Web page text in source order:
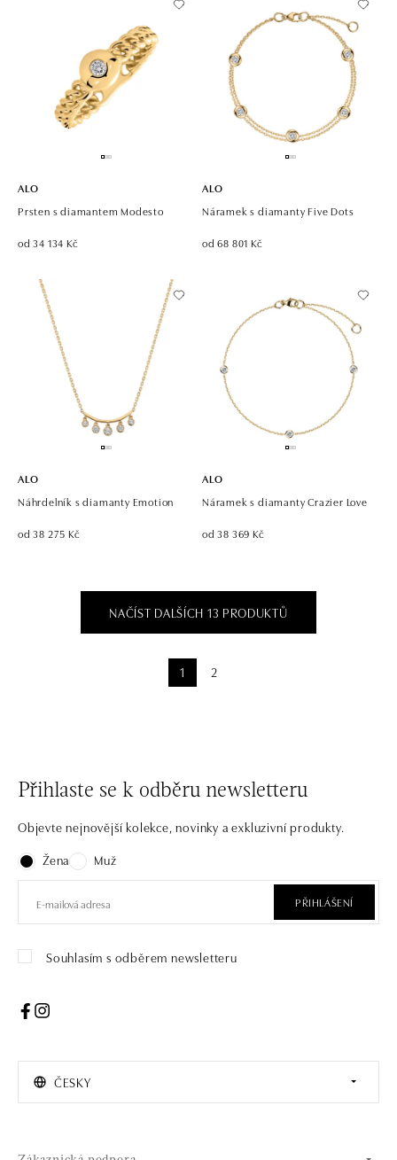
ALO
Prsten s diamantem Modesto
od 34 134 Kč
ALO
Náramek s diamanty Five Dots
od 68 801 Kč
ALO
Náhrdelník s diamanty Emotion
od 38 275 Kč
ALO
Náramek s diamanty Crazier Love
od 38 369 Kč
NAČÍST DALŠÍCH 13 PRODUKTŮ
1 2
Přihlaste se k odběru newsletteru
Objevte nejnovější kolekce, novinky a exkluzivní produkty.
Žena
Muž
PŘIHLÁŠENÍ
Souhlasím s odběrem newsletteru
ČESKY